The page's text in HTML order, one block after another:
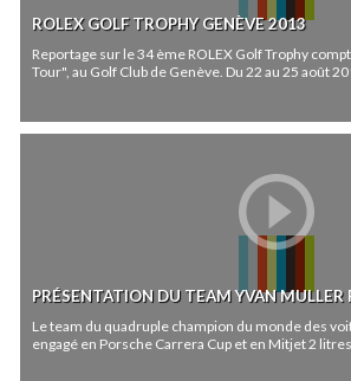
ROLEX GOLF TROPHY GENÈVE 2013
Reportage sur le 34 ème ROLEX Golf Trophy
Tour", au Golf Club de Genève. Du 22 au 25 août
PRÉSENTATION DU TEAM YVAN MULLER
Le team du quadruple champion du monde des
engagé en Porsche Carrera Cup et en Mitjet 2